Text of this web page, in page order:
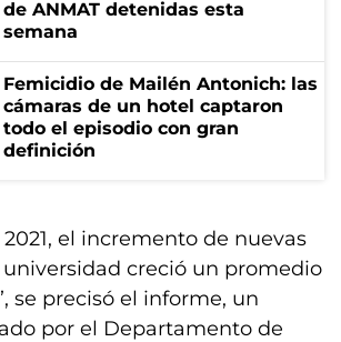
de ANMAT detenidas esta
semana
Femicidio de Mailén Antonich: las
cámaras de un hotel captaron
todo el episodio con gran
definición
2021, el incremento de nuevas
creció un promedio
se precisó el informe, un
por el Departamento de